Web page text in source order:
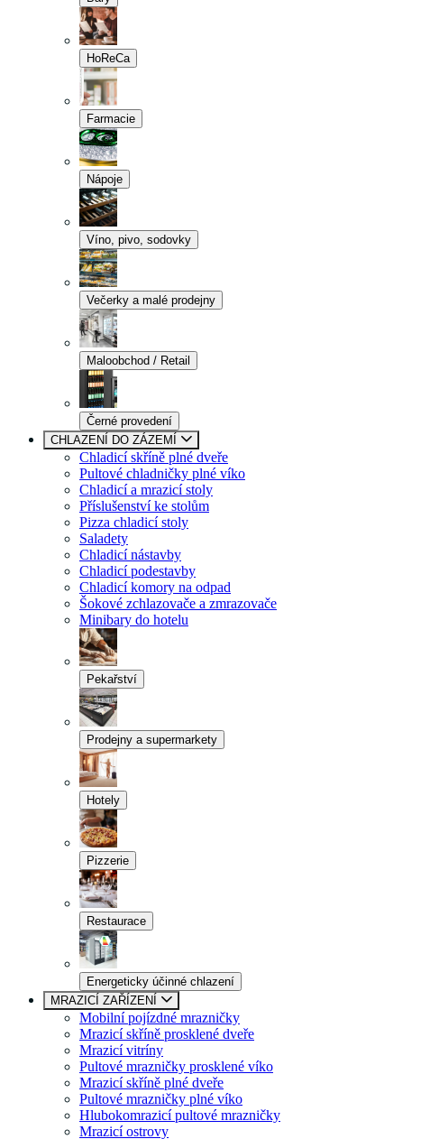
HoReCa
Farmacie
Nápoje
Víno, pivo, sodovky
Večerky a malé prodejny
Maloobchod / Retail
Černé provedení
CHLAZENÍ DO ZÁZEMÍ
Chladicí skříně plné dveře
Pultové chladničky plné víko
Chladicí a mrazicí stoly
Příslušenství ke stolům
Pizza chladicí stoly
Saladety
Chladicí nástavby
Chladicí podestavby
Chladicí komory na odpad
Šokové zchlazovače a zmrazovače
Minibary do hotelu
Pekařství
Prodejny a supermarkety
Hotely
Pizzerie
Restaurace
Energeticky účinné chlazení
MRAZICÍ ZAŘÍZENÍ
Mobilní pojízdné mrazničky
Mrazicí skříně prosklené dveře
Mrazicí vitríny
Pultové mrazničky prosklené víko
Mrazicí skříně plné dveře
Pultové mrazničky plné víko
Hlubokomrazicí pultové mrazničky
Mrazicí ostrovy